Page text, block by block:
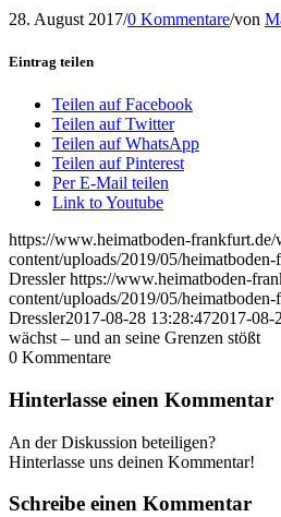
28. August 2017/0 Kommentare/von
Eintrag teilen
Teilen auf Facebook
Teilen auf Twitter
Teilen auf WhatsApp
Teilen auf Pinterest
Per E-Mail teilen
Link to Youtube
https://www.heimatboden-frankfurt.de/
content/uploads/2019/05/
Dressler https://www.heimatboden-
content/uploads/2019/05/
Dressler2017-08-28 13:28:472017-08-
wächst – und an seine Grenzen stößt
0 Kommentare
Hinterlasse einen Kommentar
An der Diskussion beteiligen?
Hinterlasse uns deinen Kommentar!
Schreibe einen Kommentar